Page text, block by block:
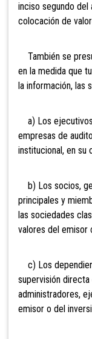
inciso segundo del
colocación de
También se
en la medida que
la información, las
a) Los
empresas de
institucional, en su
b) Los socios,
principales y
las sociedades
valores del emisor
c) Los
supervisión
administradores,
emisor o del